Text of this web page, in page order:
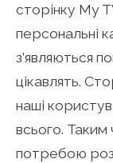
сторінку My
персональні
з’являються
цікавлять.
наші
всього. Таким
потребою